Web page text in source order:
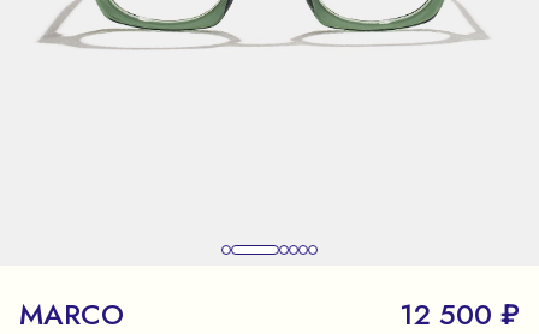
MARCO 12 500 ₽